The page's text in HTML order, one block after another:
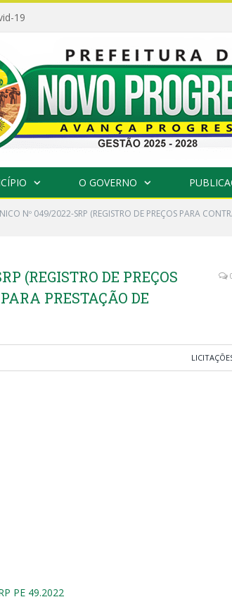
19
O GOVERNO
Nº 049/2022-SRP (REGISTRO DE PREÇOS PARA
(REGISTRO DE PREÇOS
PRESTAÇÃO DE
PE 49.2022